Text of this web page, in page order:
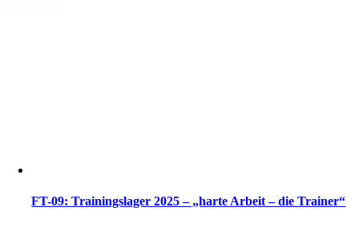
FT-09: Trainingslager 2025 – „harte Arbeit – die Trainer“